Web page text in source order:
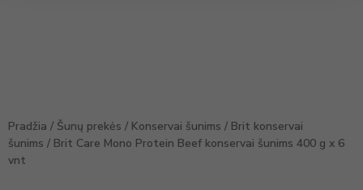
Pradžia / Šunų prekės / Konservai šunims / Brit konservai
šunims / Brit Care Mono Protein Beef konservai šunims 400 g x 6
vnt